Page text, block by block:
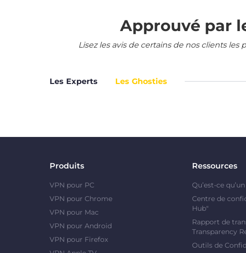
Approuvé par
Lisez les avis de certains de nos clients
Les Experts Les Ghosties
Produits
VPN pour PC
VPN pour Chrome
VPN pour Mac
VPN pour Android
VPN pour Firefox
Ressources
Qu’est-ce
Centre de
Hub"
Rapport de
Transparency
Outils de